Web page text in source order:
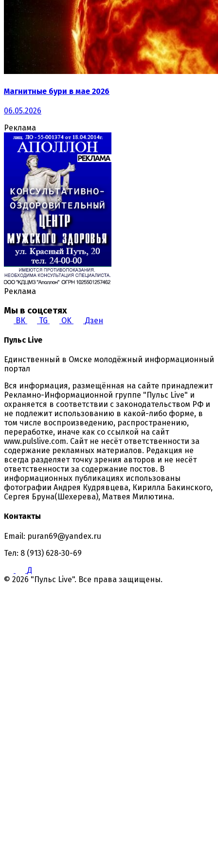
Магнитные бури в мае 2026
06.05.2026
Реклама
Реклама
Мы в соцсетях
ВК TG OK Дзен
Пульс Live
Единственный в Омске молодёжный информационный
портал
Вся информация, размещённая на сайте принадлежит
Рекламно-Информационной группе "Пульс Live" и
охраняется в соответствии с законодательством РФ и
не подлежит использованию в какой-либо форме, в
том числе воспроизведению, распространению,
переработке, иначе как со ссылкой на сайт
www.pulslive.com. Сайт не несёт ответственности за
содержание рекламных материалов. Редакция не
всегда разделяет точку зрения авторов и не несёт
ответственности за содержание постов. В
информационных публикациях использованы
фотографии Андрея Кудрявцева, Кирилла Бакинского,
Сергея Бруна(Шехерева), Матвея Милютина.
Контакты
Email: puran69@yandex.ru
Тел: 8 (913) 628-30-69
Д
© 2026 "Пульс Live". Все права защищены.